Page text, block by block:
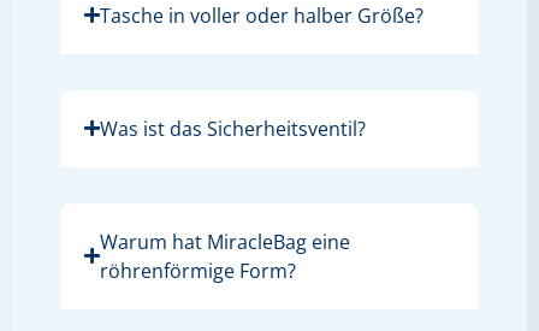
Tasche in voller oder halber Größe?
Was ist das Sicherheitsventil?
Warum hat MiracleBag eine
röhrenförmige Form?